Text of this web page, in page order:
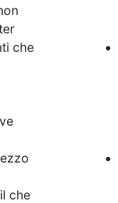
che
che